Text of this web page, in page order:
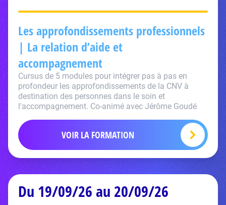
Les approfondissements professionnels
| La relation d’aide et
accompagnement
Cursus de 5 modules pour intégrer pas à pas en
profondeur les approfondissements de la CNV à
destination des personnes dans le soin et
l'accompagnement. Co-animé avec Jérôme Goudé
VOIR LA FORMATION
Du 19/09/26 au 20/09/26